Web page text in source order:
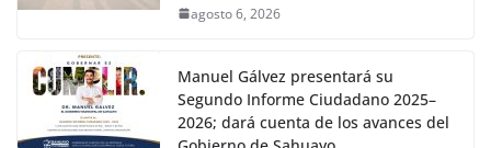
agosto 6, 2026
Manuel Gálvez presentará su
Segundo Informe Ciudadano 2025–
2026; dará cuenta de los avances del